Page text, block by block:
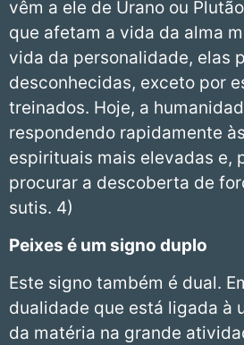
vêm a ele de Urano ou
que afetam a vida da alma
vida da personalidade, elas
desconhecidas, exceto por
treinados. Hoje, a
respondendo rapidamente
espirituais mais elevadas e,
procurar a descoberta de
sutis. 4)
Peixes é um signo duplo
Este signo também é dual.
dualidade que está ligada à
da matéria na grande